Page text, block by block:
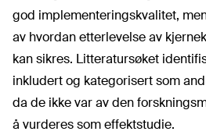
god implementeringskvalitet,
av hvordan etterlevelse av
kan sikres. Litteratursøket
inkludert og kategorisert som
da de ikke var av den
å vurderes som effektstudie.